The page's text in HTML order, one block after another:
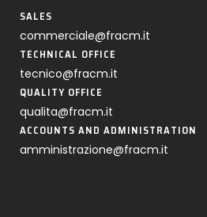
SALES
commerciale@fracm.it
TECHNICAL OFFICE
tecnico@fracm.it
QUALITY OFFICE
qualita@fracm.it
ACCOUNTS AND ADMINISTRATION
amministrazione@fracm.it